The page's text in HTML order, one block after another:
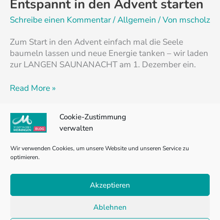
Cookie-Zustimmung
verwalten
Wir verwenden Cookies, um unsere Website und unseren Service zu
optimieren.
Akzeptieren
Ablehnen
Entspannt in den Advent starten
Schreibe einen Kommentar/Allgemein/ Von mscholz
Zum Start in den Advent einfach mal die Seele
baumeln lassen und neue Energie tanken – wir laden
zur LANGEN SAUNANACHT am 1. Dezember ein.
Read More »
Weiter
Impressum
Datenschutzerklärung
Cookie-Richtlinie (EU)
Barrierefreiheitserklärung